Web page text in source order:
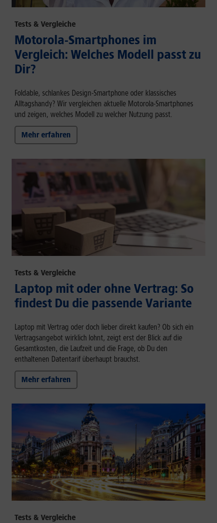
Tests & Vergleiche
Motorola-Smartphones im
Vergleich: Welches Modell passt zu
Dir?
Foldable, schlankes Design-Smartphone oder klassisches
Alltagshandy? Wir vergleichen aktuelle Motorola-Smartphones
und zeigen, welches Modell zu welcher Nutzung passt.
Mehr erfahren
Tests & Vergleiche
Laptop mit oder ohne Vertrag: So
findest Du die passende Variante
Laptop mit Vertrag oder doch lieber direkt kaufen? Ob sich ein
Vertragsangebot wirklich lohnt, zeigt erst der Blick auf die
Gesamtkosten, die Laufzeit und die Frage, ob Du den
enthaltenen Datentarif überhaupt brauchst.
Mehr erfahren
Tests & Vergleiche